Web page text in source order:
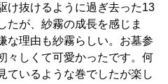
け抜けるように過ぎ去った13
たが、紗霧の成長を感じま
な理由も紗霧らしい。お墓参
々しくて可愛かったです。何
ているような巻でしたが楽し